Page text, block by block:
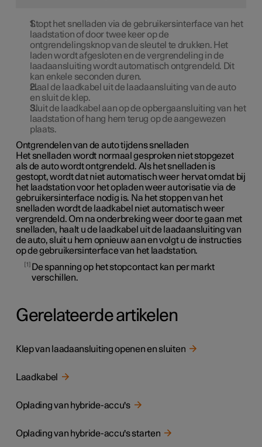
Stopt het snelladen via de gebruikersinterface van het
laadstation of door twee keer op de
ontgrendelingsknop van de sleutel te drukken. Het
laden wordt afgesloten en de vergrendeling in de
laadaansluiting wordt automatisch ontgrendeld. Dit
kan enkele seconden duren.
Haal de laadkabel uit de laadaansluiting van de auto
en sluit de klep.
Sluit de laadkabel aan op de opbergaansluiting van het
laadstation of hang hem terug op de aangewezen
plaats.
Ontgrendelen van de auto tijdens snelladen
Het snelladen wordt normaal gesproken niet stopgezet
als de auto wordt ontgrendeld. Als het snelladen is
gestopt, wordt dat niet automatisch weer hervat omdat bij
het laadstation voor het opladen weer autorisatie via de
gebruikersinterface nodig is. Na het stoppen van het
snelladen wordt de laadkabel niet automatisch weer
vergrendeld. Om na onderbreking weer door te gaan met
snelladen, haalt u de laadkabel uit de laadaansluiting van
de auto, sluit u hem opnieuw aan en volgt u de instructies
op de gebruikersinterface van het laadstation.
1
De spanning op het stopcontact kan per markt
verschillen.
Gerelateerde artikelen
Klep van laadaansluiting openen en sluiten
Laadkabel
Oplading van hybride-accu's
Oplading van hybride-accu's starten